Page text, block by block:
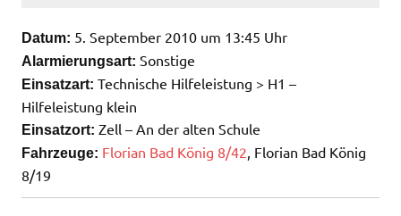
Datum: 5. September 2010 um 13:45 Uhr
Alarmierungsart: Sonstige
Einsatzart: Technische Hilfeleistung > H1 –
Hilfeleistung klein
Einsatzort: Zell – An der alten Schule
Fahrzeuge: Florian Bad König 8/42, Florian Bad König
8/19